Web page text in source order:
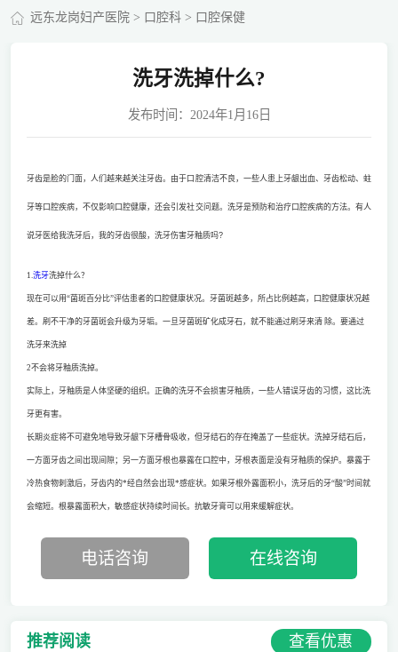
远东龙岗妇产医院> 口腔科> 口腔保健
洗牙洗掉什么?
发布时间：2024年1月16日
牙齿是脸的门面，人们越来越关注牙齿。由于口腔清洁不良，一些人患上牙龈出血、牙齿松动、蛀
牙等口腔疾病，不仅影响口腔健康，还会引发社交问题。洗牙是预防和治疗口腔疾病的方法。有人
说牙医给我洗牙后，我的牙齿很酸，洗牙伤害牙釉质吗?
1. 洗牙洗掉什么？
现在可以用“菌斑百分比”评估患者的口腔健康状况。牙菌斑越多，所占比例越高，口腔健康状况越
差。刷不干净的牙菌斑会升级为牙垢。一旦牙菌斑矿化成牙石，就不能通过刷牙来清 除。要通过
洗牙来洗掉
2不会将牙釉质洗掉。
实际上，牙釉质是人体坚硬的组织。正确的洗牙不会损害牙釉质，一些人错误牙齿的习惯，这比洗
牙更有害。
长期炎症将不可避免地导致牙龈下牙槽骨吸收，但牙结石的存在掩盖了一些症状。洗掉牙结石后，
一方面牙齿之间出现间隙；另一方面牙根也暴露在口腔中，牙根表面是没有牙釉质的保护。暴露于
冷热食物刺激后，牙齿内的*经自然会出现*感症状。如果牙根外露面积小，洗牙后的牙“酸”时间就
会缩短。根暴露面积大，敏感症状持续时间长。抗敏牙膏可以用来缓解症状。
电话咨询 在线咨询
推荐阅读 查看优惠